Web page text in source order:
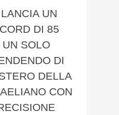
UN
DI 85
UN SOLO
DI
DELLA
CON